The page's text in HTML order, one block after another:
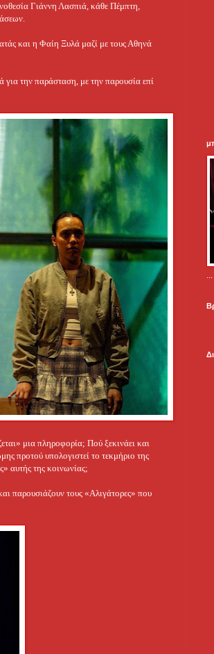
Γιάννη Λασπιά, κάθε Πέμπτη,
και η Φαίη Ξυλά μαζί με τους Αθηνά
για την παράσταση, με την παρουσία επί
μια πληροφορία; Πού ξεκινάει και
προτού υπολογιστεί το τεκμήριο της
αυτής της κοινωνίας;
παρουσιάζουν τους «Αλιγάτορες» που